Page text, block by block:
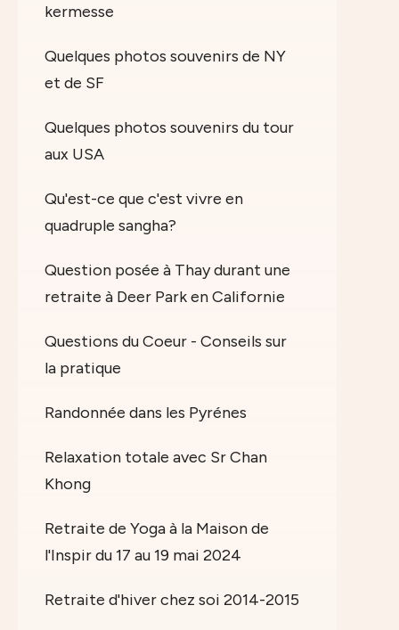
kermesse
Quelques photos souvenirs de NY
et de SF
Quelques photos souvenirs du tour
aux USA
Qu'est-ce que c'est vivre en
quadruple sangha?
Question posée à Thay durant une
retraite à Deer Park en Californie
Questions du Coeur - Conseils sur
la pratique
Randonnée dans les Pyrénes
Relaxation totale avec Sr Chan
Khong
Retraite de Yoga à la Maison de
l'Inspir du 17 au 19 mai 2024
Retraite d'hiver chez soi 2014-2015